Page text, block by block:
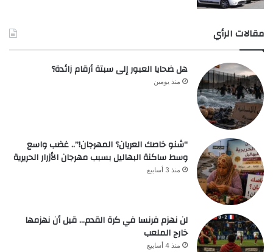
مقالات الرأي
هل ضحايا العبور إلى سبتة أرقام زائدة؟
منذ يومين
“شنو خاصك العريان؟ المهرجان!”.. غضب واسع
وسط ساكنة البهاليل بسبب مهرجان الأزرار الحريرية
منذ 3 أسابيع
لن نهزم فرنسا في كرة القدم… قبل أن نهزمها
خارج الملعب
منذ 4 أسابيع